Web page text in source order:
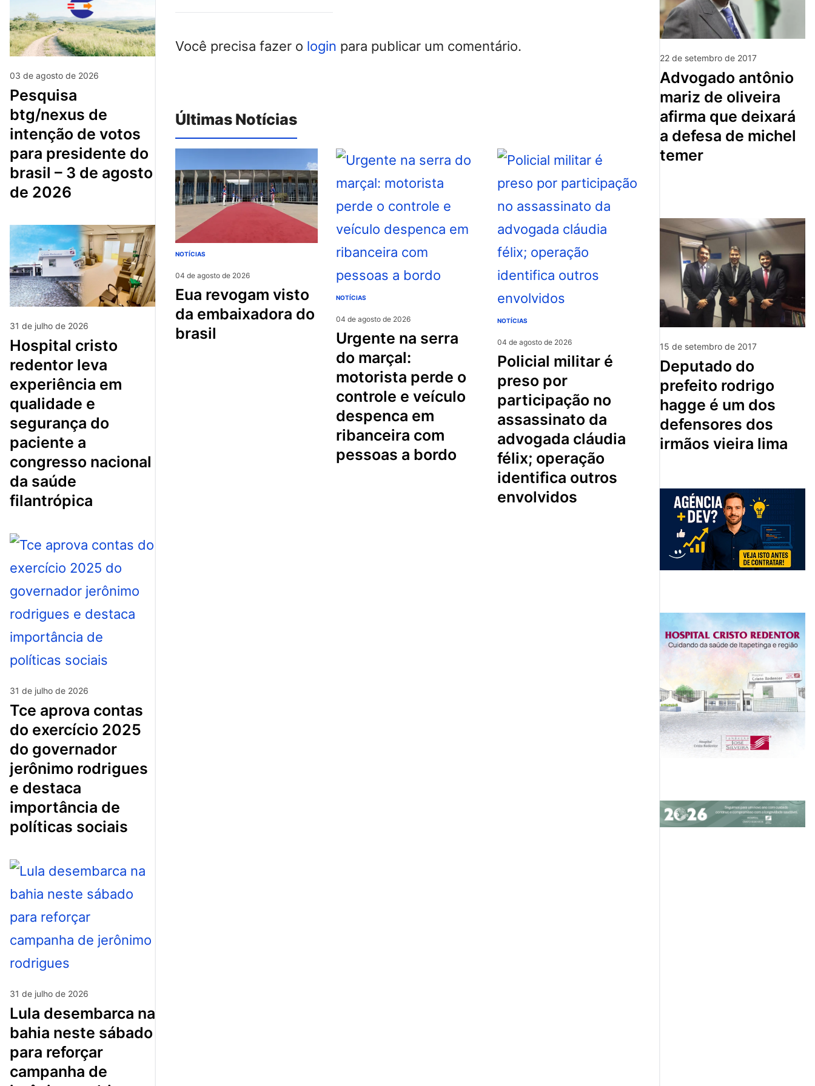
03 de agosto de 2026
pesquisa
btg/nexus de
intenção de votos
para presidente do
brasil – 3 de agosto
de 2026
31 de julho de 2026
hospital cristo
redentor leva
experiência em
qualidade e
segurança do
paciente a
congresso nacional
da saúde
filantrópica
31 de julho de 2026
tce aprova contas
do exercício 2025
do governador
jerônimo rodrigues
e destaca
importância de
políticas sociais
31 de julho de 2026
lula desembarca na
bahia neste sábado
para reforçar
campanha de
Você precisa fazer o login para publicar um comentário.
Últimas Notícias
NOTÍCIAS
04 de agosto de 2026
eua revogam visto
da embaixadora do
brasil
NOTÍCIAS
04 de agosto de 2026
urgente na serra
do marçal:
motorista perde o
controle e veículo
despenca em
ribanceira com
pessoas a bordo
NOTÍCIAS
04 de agosto de 2026
policial militar é
preso por
participação no
assassinato da
advogada cláudia
félix; operação
identifica outros
envolvidos
22 de setembro de 2017
advogado antônio
mariz de oliveira
afirma que deixará
a defesa de michel
temer
15 de setembro de 2017
deputado do
prefeito rodrigo
hagge é um dos
defensores dos
irmãos vieira lima